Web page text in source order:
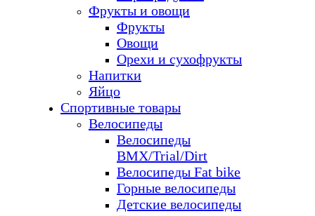
Фрукты и овощи
Фрукты
Овощи
Орехи и сухофрукты
Напитки
Яйцо
Спортивные товары
Велосипеды
Велосипеды
BMX/Trial/Dirt
Велосипеды Fat bike
Горные велосипеды
Детские велосипеды